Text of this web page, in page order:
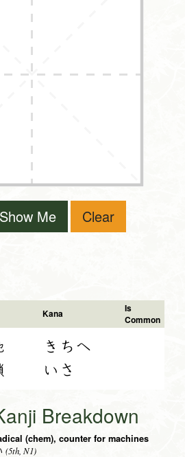
Show Me Clear
Kana
Is
Common
きちへ
いさ
Breakdown
(chem), counter for machines
(5th, N1)